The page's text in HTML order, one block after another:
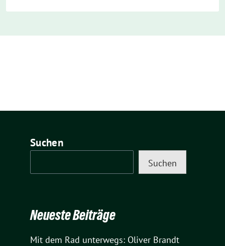
Suchen
Suchen
Neueste Beiträge
Mit dem Rad unterwegs: Oliver Brandt